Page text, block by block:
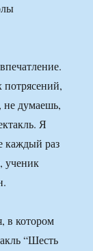
не думаешь,
Я
каждый раз
ученик
в котором
“Шесть